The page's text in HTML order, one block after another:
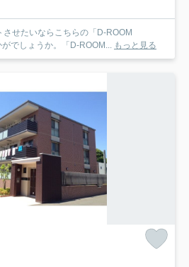
させたいならこちらの「D-ROOM
でしょうか。「D-ROOM...
もっと見る